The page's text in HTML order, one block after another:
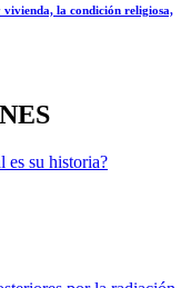
vivienda, la condición religiosa,